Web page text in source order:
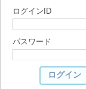
ログインID
パスワード